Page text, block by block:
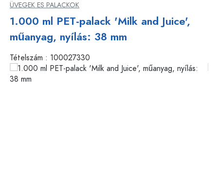
ÜVEGEK ES PALACKOK
1.000 ml PET-palack 'Milk and Juice',
műanyag, nyílás: 38 mm
Tételszám : 100027330